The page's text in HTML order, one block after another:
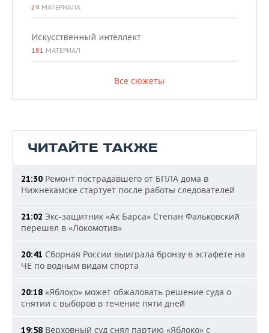
24 МАТЕРИАЛА
Искусственный интеллект
181 МАТЕРИАЛ
Все сюжеты
ЧИТАЙТЕ ТАКЖЕ
21:30 Ремонт пострадавшего от БПЛА дома в
Нижнекамске стартует после работы следователей
21:02 Экс-защитник «Ак Барса» Степан Фальковский
перешел в «Локомотив»
20:41 Сборная России выиграла бронзу в эстафете на
ЧЕ по водным видам спорта
20:18 «Яблоко» может обжаловать решение суда о
снятии с выборов в течение пяти дней
19:58 Верховный суд снял партию «Яблоко» с